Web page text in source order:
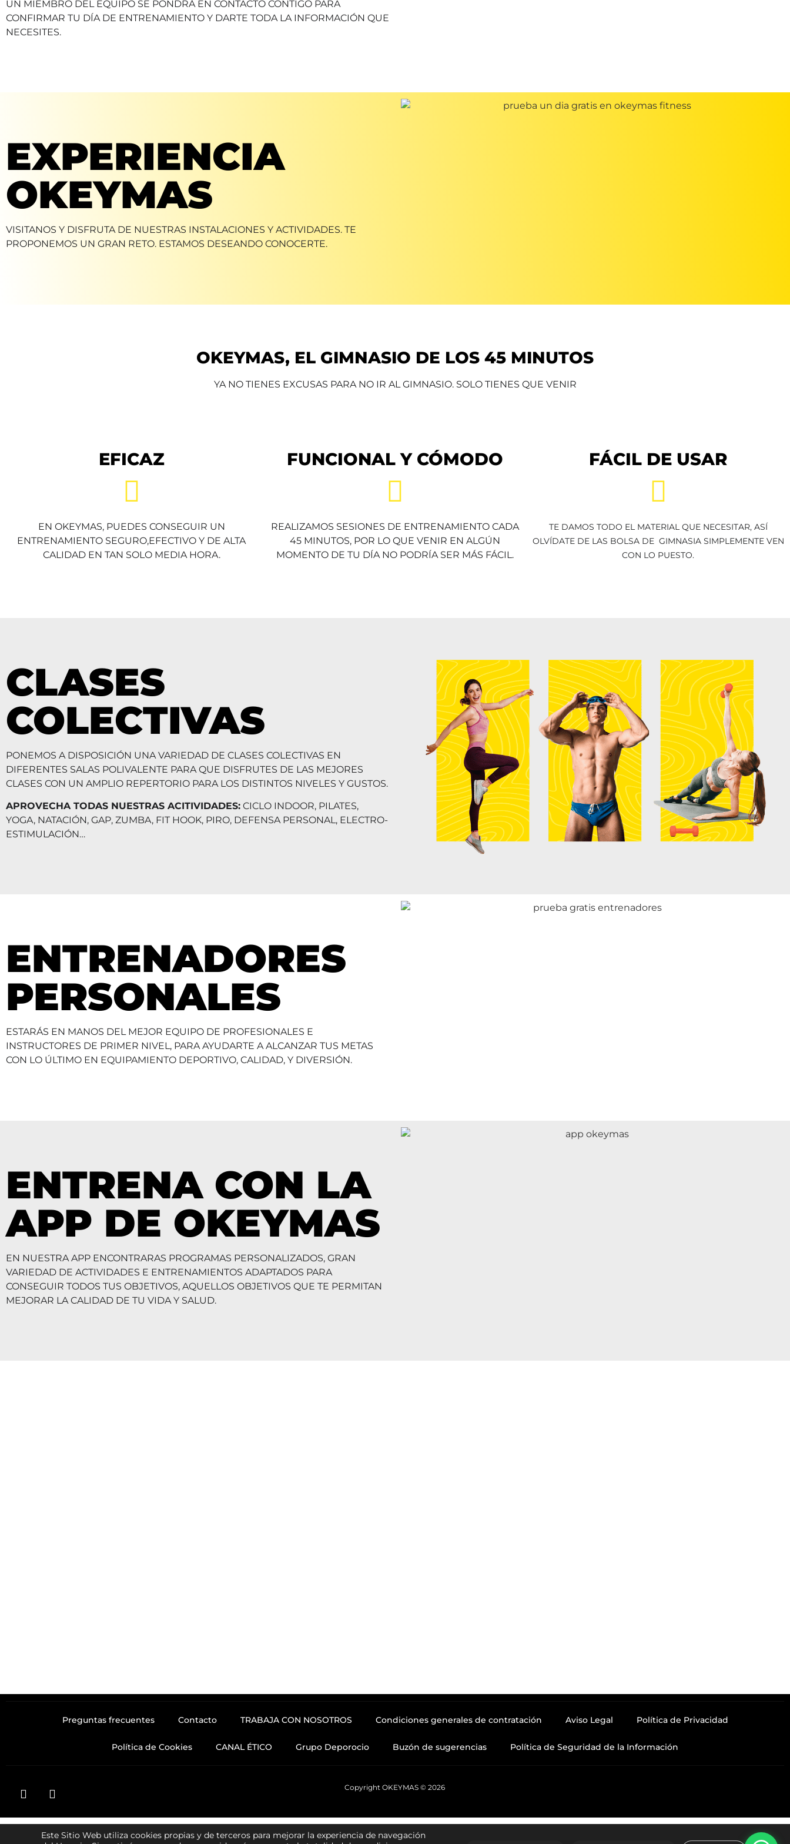
UN MIEMBRO DEL EQUIPO SE PONDRÁ EN CONTACTO CONTIGO PARA
CONFIRMAR TU DÍA DE ENTRENAMIENTO Y DARTE TODA LA INFORMACIÓN QUE
NECESITES.
EXPERIENCIA
OKEYMAS
VISITANOS Y DISFRUTA DE NUESTRAS INSTALACIONES Y ACTIVIDADES. TE
PROPONEMOS UN GRAN RETO. ESTAMOS DESEANDO CONOCERTE.
OKEYMAS, EL GIMNASIO DE LOS 45 MINUTOS
YA NO TIENES EXCUSAS PARA NO IR AL GIMNASIO. SOLO TIENES QUE VENIR
EFICAZ
EN OKEYMAS, PUEDES CONSEGUIR UN
ENTRENAMIENTO SEGURO,EFECTIVO Y DE ALTA
CALIDAD EN TAN SOLO MEDIA HORA.
FUNCIONAL Y CÓMODO
REALIZAMOS SESIONES DE ENTRENAMIENTO CADA
45 MINUTOS, POR LO QUE VENIR EN ALGÚN
MOMENTO DE TU DÍA NO PODRÍA SER MÁS FÁCIL.
FÁCIL DE USAR
TE DAMOS TODO EL MATERIAL QUE NECESITAR, ASÍ
OLVÍDATE DE LAS BOLSA DE GIMNASIA SIMPLEMENTE VEN
CON LO PUESTO.
CLASES
COLECTIVAS
PONEMOS A DISPOSICIÓN UNA VARIEDAD DE CLASES COLECTIVAS EN
DIFERENTES SALAS POLIVALENTE PARA QUE DISFRUTES DE LAS MEJORES
CLASES CON UN AMPLIO REPERTORIO PARA LOS DISTINTOS NIVELES Y GUSTOS.
APROVECHA TODAS NUESTRAS ACITIVIDADES: CICLO INDOOR, PILATES,
YOGA, NATACIÓN, GAP, ZUMBA, FIT HOOK, PIRO, DEFENSA PERSONAL, ELECTRO-
ESTIMULACIÓN…
ENTRENADORES
PERSONALES
ESTARÁS EN MANOS DEL MEJOR EQUIPO DE PROFESIONALES E
INSTRUCTORES DE PRIMER NIVEL, PARA AYUDARTE A ALCANZAR TUS METAS
CON LO ÚLTIMO EN EQUIPAMIENTO DEPORTIVO, CALIDAD, Y DIVERSIÓN.
ENTRENA CON LA
APP DE OKEYMAS
EN NUESTRA APP ENCONTRARAS PROGRAMAS PERSONALIZADOS, GRAN
VARIEDAD DE ACTIVIDADES E ENTRENAMIENTOS ADAPTADOS PARA
CONSEGUIR TODOS TUS OBJETIVOS, AQUELLOS OBJETIVOS QUE TE PERMITAN
MEJORAR LA CALIDAD DE TU VIDA Y SALUD.
Preguntas frecuentes Contacto TRABAJA CON NOSOTROS Condiciones generales de contratación Aviso Legal Política de Privacidad
Política de Cookies CANAL ÉTICO Grupo Deporocio Buzón de sugerencias Política de Seguridad de la Información
Copyright OKEYMAS © 2026
Este Sitio Web utiliza cookies propias y de terceros para mejorar la experiencia de navegación